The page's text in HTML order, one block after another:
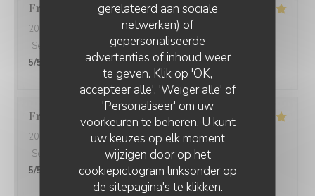
gerelateerd aan sociale
netwerken) of
gepersonaliseerde
advertenties of inhoud weer
te geven. Klik op 'OK,
accepteer alle', 'Weiger alle' of
'Personaliseer' om uw
voorkeuren te beheren. U kunt
uw keuzes op elk moment
wijzigen door op het
cookiepictogram linksonder op
de sitepagina's te klikken.
Francis
2026-08-05
- 12:30 - Gasten 2
Service
Atmosfeer: 4/5 Keuken:5/5
5/5
Francine
2026-08-01
- 19:30 - Gasten 4
Service
Atmosfeer:5/5 Keuken:5 /5 Kwaliteit / Prijs
5/5